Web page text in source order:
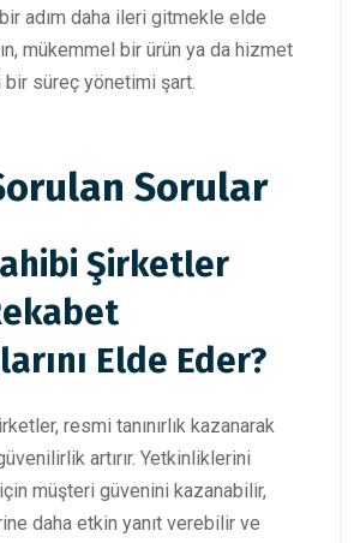
adım daha ileri gitmekle elde
mükemmel bir ürün ya da hizmet
süreç yönetimi şart.
Sorular
Şirketler
Elde Eder?
resmi tanınırlık kazanarak
artırır. Yetkinliklerini
müşteri güvenini kazanabilir,
daha etkin yanıt verebilir ve